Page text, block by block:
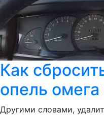
Как
опель омега
Другими словами,